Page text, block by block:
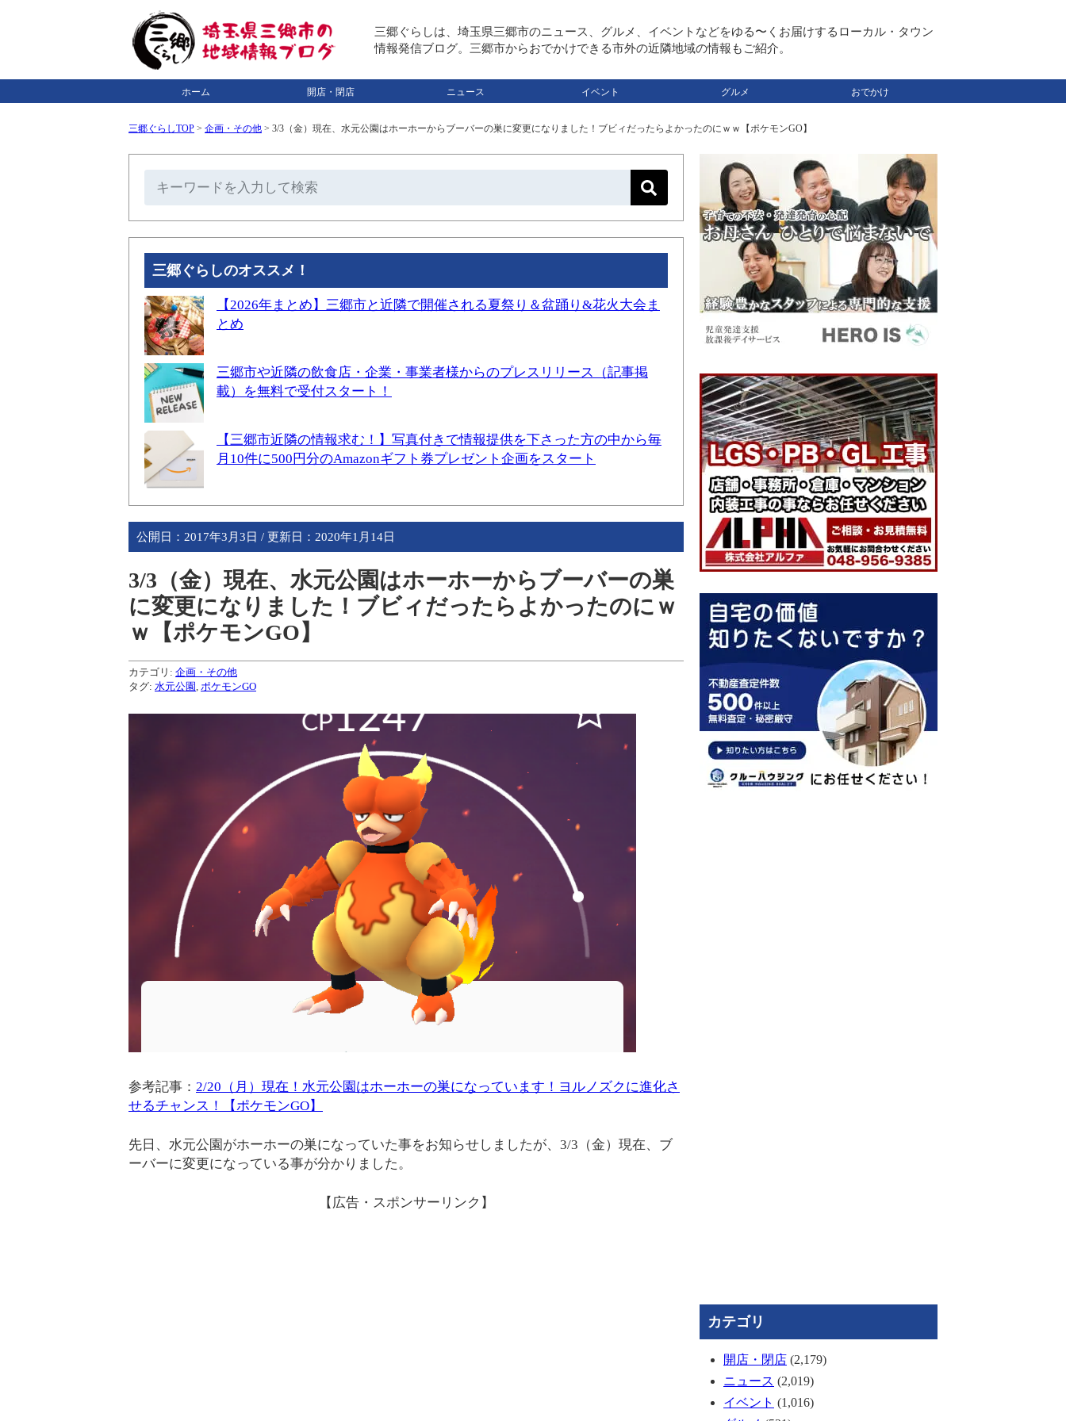
三郷ぐらしは、埼玉県三郷市のニュース、グルメ、イベントなどをゆる〜くお届けするローカル・タウン
情報発信ブログ。三郷市からおでかけできる市外の近隣地域の情報もご紹介。
ホーム 開店・閉店 ニュース イベント グルメ おでかけ
三郷ぐらしTOP > 企画・その他 > 3/3（金）現在、水元公園はホーホーからブーバーの巣に変更になりました！ブビィだったらよかったのにｗｗ【ポケモンGO】
三郷ぐらしのオススメ！
【2026年まとめ】三郷市と近隣で開催される夏祭り＆盆踊り&花火大会ま
とめ
三郷市や近隣の飲食店・企業・事業者様からのプレスリリース（記事掲
載）を無料で受付スタート！
【三郷市近隣の情報求む！】写真付きで情報提供を下さった方の中から毎
月10件に500円分のAmazonギフト券プレゼント企画をスタート
公開日： 2017年3月3日 / 更新日： 2020年1月14日
3/3（金）現在、水元公園はホーホーからブーバーの巣
に変更になりました！ブビィだったらよかったのにｗ
ｗ【ポケモンGO】
カテゴリ: 企画・その他
タグ: 水元公園 ポケモンGO
参考記事： 2/20（月）現在！水元公園はホーホーの巣になっています！ヨルノズクに進化さ
せるチャンス！【ポケモンGO】
先日、水元公園がホーホーの巣になっていた事をお知らせしましたが、3/3（金）現在、ブ
ーバーに変更になっている事が分かりました。
【広告・スポンサーリンク】
カテゴリ
開店・閉店 (2,179)
ニュース (2,019)
イベント (1,016)